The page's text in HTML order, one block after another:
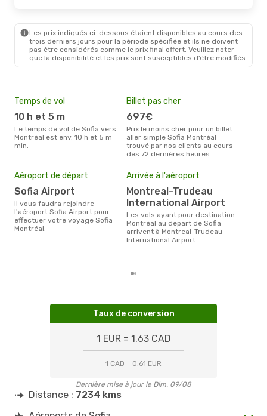
- SOF
Les prix indiqués ci-dessous étaient disponibles au cours des
trois derniers jours pour la période spécifiée et ils ne doivent
pas être considérés comme le prix final offert. Veuillez noter
que la disponibilité et les prix sont susceptibles d’être modifiés.
Temps de vol
10 h et 5 m
Le temps de vol de Sofia vers
Montréal est env. 10 h et 5 m
min.
Billet pas cher
697€
Prix le moins cher pour un billet
aller simple Sofia Montréal
trouvé par nos clients au cours
des 72 dernières heures
Aéroport de départ
Sofia Airport
Il vous faudra rejoindre
l'aéroport Sofia Airport pour
effectuer votre voyage Sofia
Montréal.
Arrivée à l'aéroport
Montreal-Trudeau
International Airport
Les vols ayant pour destination
Montréal au depart de Sofia
arrivent à Montreal-Trudeau
International Airport
Taux de conversion
1 EUR = 1.63 CAD
1 CAD = 0.61 EUR
Dernière mise à jour le Dim. 09/08
Distance : 7234 kms